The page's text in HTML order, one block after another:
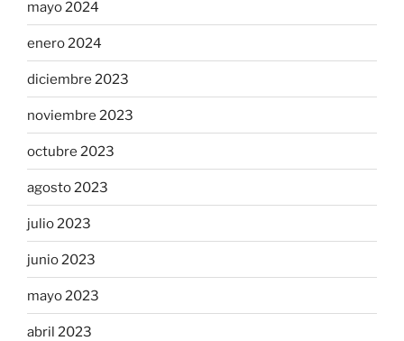
mayo 2024
enero 2024
diciembre 2023
noviembre 2023
octubre 2023
agosto 2023
julio 2023
junio 2023
mayo 2023
abril 2023